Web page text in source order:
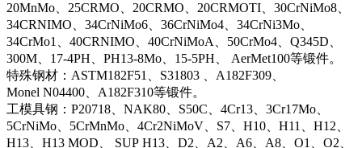
20MnMo、25CRMO、20CRMO、20CRMOTI、30CrNiMo8、
34CRNIMO、34CrNiMo6、36CrNiMo4、34CrNi3Mo、
34CrMo1、40CRNIMO、40CrNiMoA、50CrMo4、Q345D、
300M、17-4PH、PH13-8Mo、15-5PH、 AerMet100等锻件。
特殊钢材：ASTM182F51、S31803 、A182F309、
Monel N04400、A182F310等锻件。
工模具钢：P20718、NAK80、S50C、4Cr13、3Cr17Mo、
5CrNiMo、5CrMnMo、4Cr2NiMoV、S7、H10、H11、H12、
H13、H13 MOD、 SUP H13、D2、A2、A6、A8、O1、O2、